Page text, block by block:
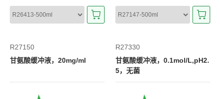
R27150
甘氨酸缓冲液，20mg/ml
R27330
甘氨酸缓冲液，0.1mol/L,pH2.
5，无菌